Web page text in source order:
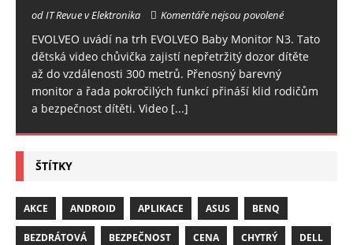
od IT Revue v Elektronika Komentáře nejsou povolené
EVOLVEO uvádí na trh EVOLVEO Baby Monitor N3. Tato
dětská video chůvička zajistí nepřetržitý dozor dítěte
až do vzdálenosti 300 metrů. Přenosný barevný
monitor a řada pokročilých funkcí přináší klid rodičům
a bezpečnost dítěti. Video [...]
ŠTÍTKY
AKCE ANDROID APLIKACE ASUS BENQ
BEZDRÁTOVÁ BEZPEČNOST CENA CHYTRÝ DELL